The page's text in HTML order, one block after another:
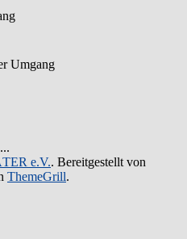
Umgang
e.V.. Bereitgestellt von
ThemeGrill.